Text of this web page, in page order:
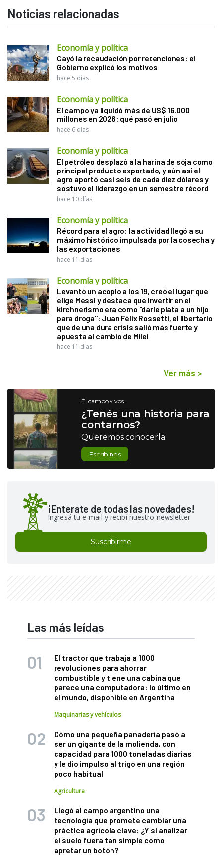
Noticias relacionadas
Economía y política
Cayó la recaudación por retenciones: el
Gobierno explicó los motivos
hace 5 días
Economía y política
El campo ya liquidó más de US$ 16.000
millones en 2026: qué pasó en julio
hace 6 días
Economía y política
El petróleo desplazó a la harina de soja como
principal producto exportado, y aún así el
agro aportó casi seis de cada diez dólares y
sostuvo el liderazgo en un semestre récord
hace 10 días
Economía y política
Récord para el agro: la actividad llegó a su
máximo histórico impulsada por la cosecha y
las exportaciones
hace 11 días
Economía y política
Levantó un acopio a los 19, creó el lugar que
elige Messi y destaca que invertir en el
kirchnerismo era como "darle plata a un hijo
para droga": Juan Félix Rossetti, el libertario
que de una dura crisis salió más fuerte y
apuesta al cambio de Milei
hace 11 días
Ver más >
El campo y vos
¿Tenés una historia para
contarnos?
Queremos conocerla
Escribinos
¡Enterate de todas las novedades!
Ingresá tu e-mail y recibí nuestro newsletter
Suscribirme
Las más leídas
El tractor que trabaja a 1000
revoluciones para ahorrar
combustible y tiene una cabina que
parece una computadora: lo último en
el mundo, disponible en Argentina
Maquinarias y vehículos
Cómo una pequeña panadería pasó a
ser un gigante de la molienda, con
capacidad para 1000 toneladas diarias
y le dio impulso al trigo en una región
poco habitual
Agricultura
Llegó al campo argentino una
tecnología que promete cambiar una
práctica agrícola clave: ¿Y si analizar
el suelo fuera tan simple como
apretar un botón?